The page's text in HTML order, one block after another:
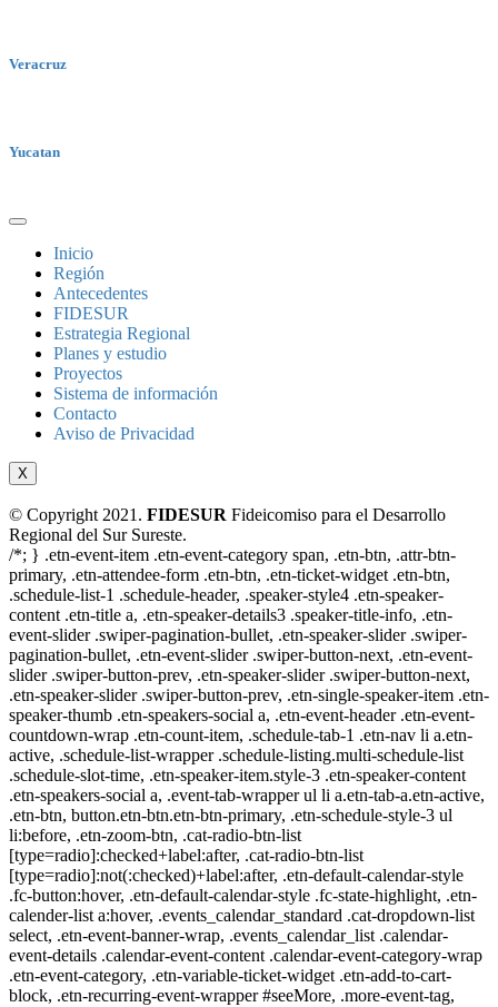
Veracruz
Yucatan
Inicio
Región
Antecedentes
FIDESUR
Estrategia Regional
Planes y estudio
Proyectos
Sistema de información
Contacto
Aviso de Privacidad
X
© Copyright 2021. FIDESUR Fideicomiso para el Desarrollo
Regional del Sur Sureste.
/*; } .etn-event-item .etn-event-category span, .etn-btn, .attr-btn-
primary, .etn-attendee-form .etn-btn, .etn-ticket-widget .etn-btn,
.schedule-list-1 .schedule-header, .speaker-style4 .etn-speaker-
content .etn-title a, .etn-speaker-details3 .speaker-title-info, .etn-
event-slider .swiper-pagination-bullet, .etn-speaker-slider .swiper-
pagination-bullet, .etn-event-slider .swiper-button-next, .etn-event-
slider .swiper-button-prev, .etn-speaker-slider .swiper-button-next,
.etn-speaker-slider .swiper-button-prev, .etn-single-speaker-item .etn-
speaker-thumb .etn-speakers-social a, .etn-event-header .etn-event-
countdown-wrap .etn-count-item, .schedule-tab-1 .etn-nav li a.etn-
active, .schedule-list-wrapper .schedule-listing.multi-schedule-list
.schedule-slot-time, .etn-speaker-item.style-3 .etn-speaker-content
.etn-speakers-social a, .event-tab-wrapper ul li a.etn-tab-a.etn-active,
.etn-btn, button.etn-btn.etn-btn-primary, .etn-schedule-style-3 ul
li:before, .etn-zoom-btn, .cat-radio-btn-list
[type=radio]:checked+label:after, .cat-radio-btn-list
[type=radio]:not(:checked)+label:after, .etn-default-calendar-style
.fc-button:hover, .etn-default-calendar-style .fc-state-highlight, .etn-
calender-list a:hover, .events_calendar_standard .cat-dropdown-list
select, .etn-event-banner-wrap, .events_calendar_list .calendar-
event-details .calendar-event-content .calendar-event-category-wrap
.etn-event-category, .etn-variable-ticket-widget .etn-add-to-cart-
block, .etn-recurring-event-wrapper #seeMore, .more-event-tag,